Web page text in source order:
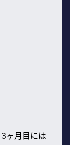
ヶ月目には